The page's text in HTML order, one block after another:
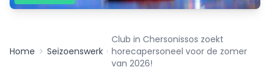
Home Seizoenswerk
Club in Chersonissos zoekt
horecapersoneel voor de zomer
van 2026!